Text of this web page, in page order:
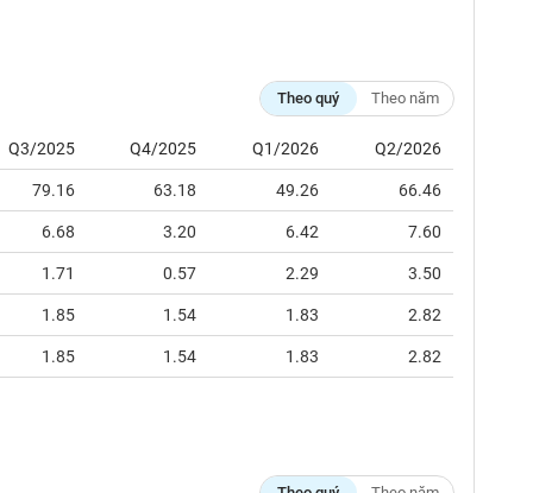
Theo quý Theo năm
Q3/2025 Q4/2025 Q1/2026 Q2/2026
79.16 63.18 49.26 66.46
6.68 3.20 6.42 7.60
1.71 0.57 2.29 3.50
1.85 1.54 1.83 2.82
1.85 1.54 1.83 2.82